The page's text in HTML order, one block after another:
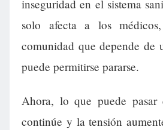
inseguridad en el sistema
solo afecta a los
comunidad que depende de
puede permitirse pararse.
Ahora, lo que puede
continúe y la tensión